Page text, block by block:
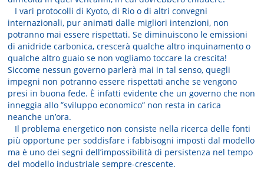
I vari protocolli di Kyoto, di Rio o di altri convegni
internazionali, pur animati dalle migliori intenzioni, non
potranno mai essere rispettati. Se diminuiscono le emissioni
di anidride carbonica, crescerà qualche altro inquinamento o
qualche altro guaio se non vogliamo toccare la crescita!
Siccome nessun governo parlerà mai in tal senso, quegli
impegni non potranno essere rispettati anche se vengono
presi in buona fede. È infatti evidente che un governo che non
inneggia allo ”sviluppo economico” non resta in carica
neanche un’ora.
Il problema energetico non consiste nella ricerca delle fonti
più opportune per soddisfare i fabbisogni imposti dal modello
ma è uno dei segni dell’impossibilità di persistenza nel tempo
del modello industriale sempre-crescente.